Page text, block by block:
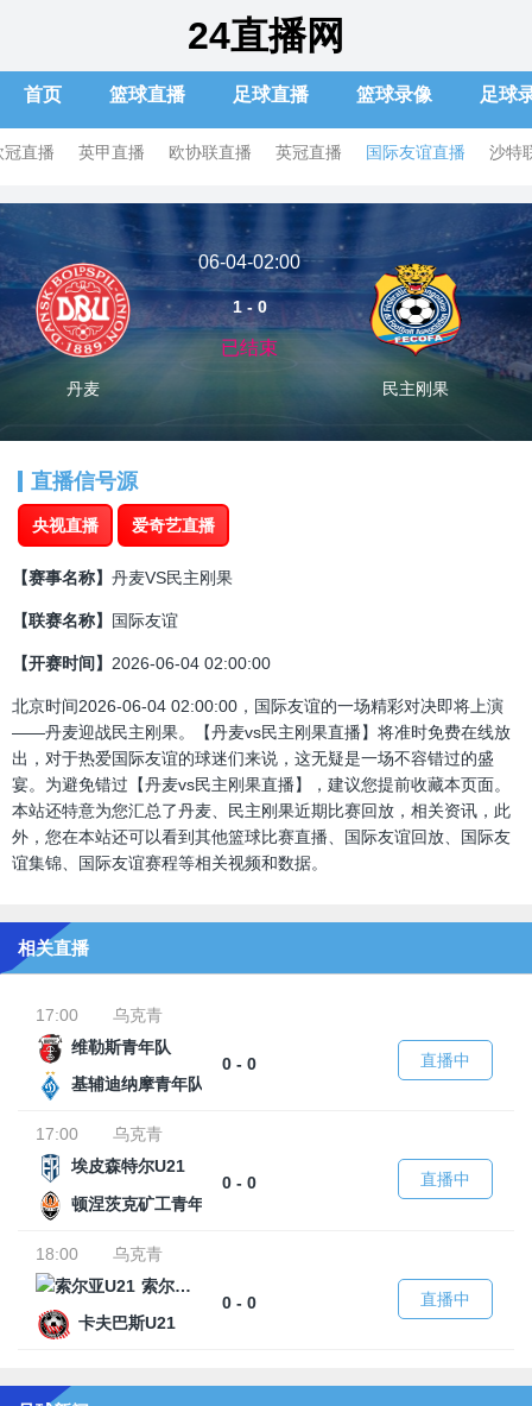
24直播网
首页 篮球直播 足球直播 篮球录像 足球
冠直播 英甲直播 欧协联直播 英冠直播 国际友谊直播 沙特
丹麦
06-04-02:00
1 - 0
已结束
民主刚果
直播信号源
央视直播 爱奇艺直播
【赛事名称】 丹麦VS民主刚果
【联赛名称】 国际友谊
【开赛时间】 2026-06-04 02:00:00
北京时间2026-06-04 02:00:00，国际友谊的一场精彩对决即将上演
——丹麦迎战民主刚果。【丹麦vs民主刚果直播】将准时免费在线放
出，对于热爱国际友谊的球迷们来说，这无疑是一场不容错过的盛
宴。为避免错过【丹麦vs民主刚果直播】，建议您提前收藏本页面。
本站还特意为您汇总了丹麦、民主刚果近期比赛回放，相关资讯，此
外，您在本站还可以看到其他篮球比赛直播、国际友谊回放、国际友
谊集锦、国际友谊赛程等相关视频和数据。
相关直播
17:00
乌克青
维勒斯青年队
0 - 0
基辅迪纳摩青年队
直播中
17:00
乌克青
埃皮森特尔U21
0 - 0
顿涅茨克矿工青年队
直播中
18:00
乌克青
索尔亚U21
0 - 0
卡夫巴斯U21
直播中